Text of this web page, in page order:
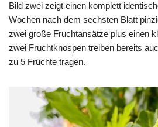
Bild zwei zeigt einen komplett
Wochen nach dem sechsten Blatt
zwei große Fruchtansätze plus einen
zwei Fruchtknospen treiben bereits
zu 5 Früchte tragen.